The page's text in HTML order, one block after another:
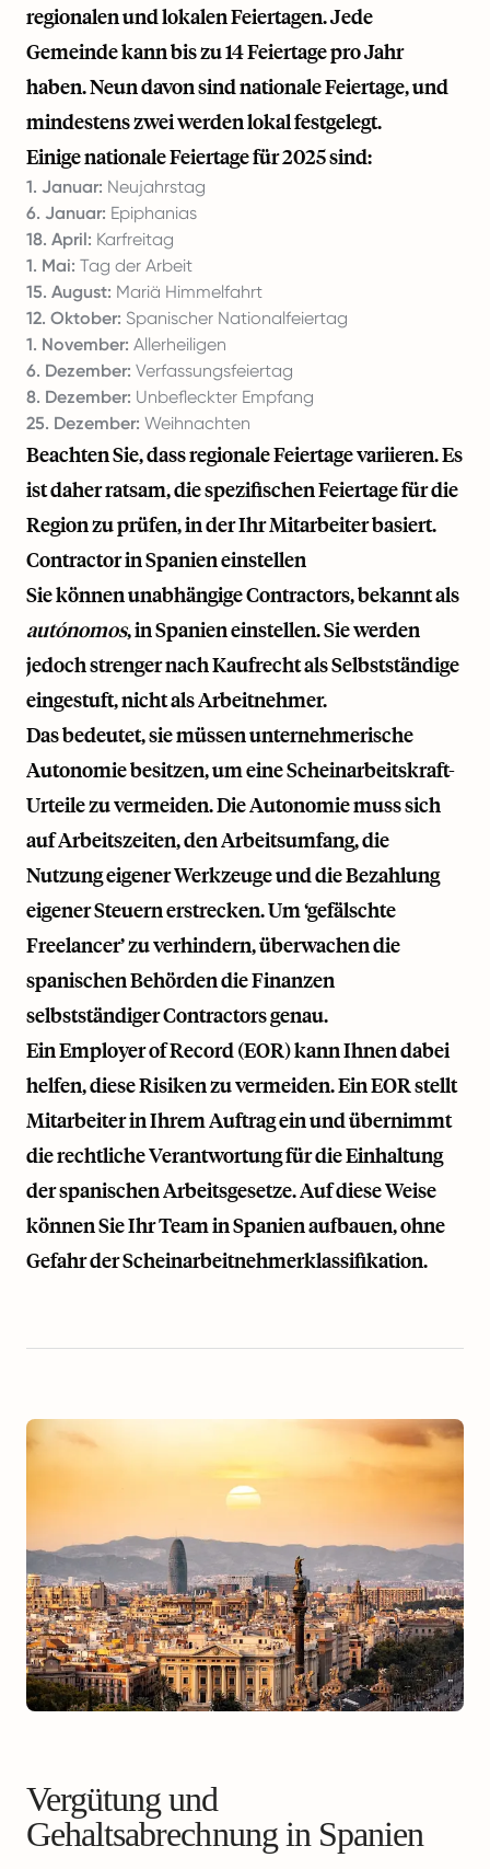
regionalen und lokalen Feiertagen. Jede
Gemeinde kann bis zu 14 Feiertage pro Jahr
haben. Neun davon sind nationale Feiertage, und
mindestens zwei werden lokal festgelegt.
Einige nationale Feiertage für 2025 sind:
1. Januar: Neujahrstag
6. Januar: Epiphanias
18. April: Karfreitag
1. Mai: Tag der Arbeit
15. August: Mariä Himmelfahrt
12. Oktober: Spanischer Nationalfeiertag
1. November: Allerheiligen
6. Dezember: Verfassungsfeiertag
8. Dezember: Unbefleckter Empfang
25. Dezember: Weihnachten
Beachten Sie, dass regionale Feiertage variieren. Es
ist daher ratsam, die spezifischen Feiertage für die
Region zu prüfen, in der Ihr Mitarbeiter basiert.
Contractor in Spanien einstellen
Sie können unabhängige Contractors, bekannt als
autónomos, in Spanien einstellen. Sie werden
jedoch strenger nach Kaufrecht als Selbstständige
eingestuft, nicht als Arbeitnehmer.
Das bedeutet, sie müssen unternehmerische
Autonomie besitzen, um eine Scheinarbeitskraft-
Urteile zu vermeiden. Die Autonomie muss sich
auf Arbeitszeiten, den Arbeitsumfang, die
Nutzung eigener Werkzeuge und die Bezahlung
eigener Steuern erstrecken. Um ‘gefälschte
Freelancer’ zu verhindern, überwachen die
spanischen Behörden die Finanzen
selbstständiger Contractors genau.
Ein Employer of Record (EOR) kann Ihnen dabei
helfen, diese Risiken zu vermeiden. Ein EOR stellt
Mitarbeiter in Ihrem Auftrag ein und übernimmt
die rechtliche Verantwortung für die Einhaltung
der spanischen Arbeitsgesetze. Auf diese Weise
können Sie Ihr Team in Spanien aufbauen, ohne
Gefahr der Scheinarbeitnehmerklassifikation.
Vergütung und
Gehaltsabrechnung in Spanien